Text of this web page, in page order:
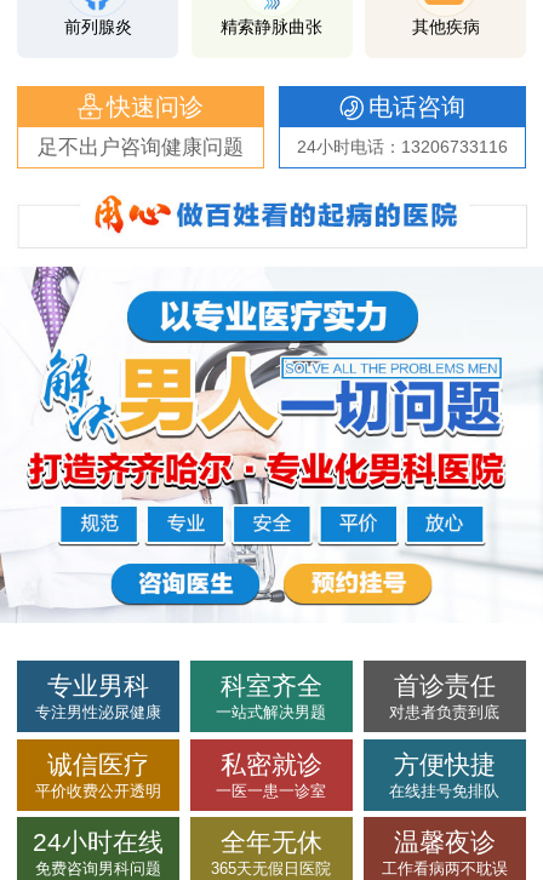
前列腺炎 精索静脉曲张 其他疾病
快速问诊
足不出户咨询健康问题
电话咨询
24小时电话：13206733116
专业男科
专注男性泌尿健康
科室齐全
一站式解决男题
首诊责任
对患者负责到底
诚信医疗
平价收费公开透明
私密就诊
一医一患一诊室
方便快捷
在线挂号免排队
24小时在线
免费咨询男科问题
全年无休
365天无假日医院
温馨夜诊
工作看病两不耽误